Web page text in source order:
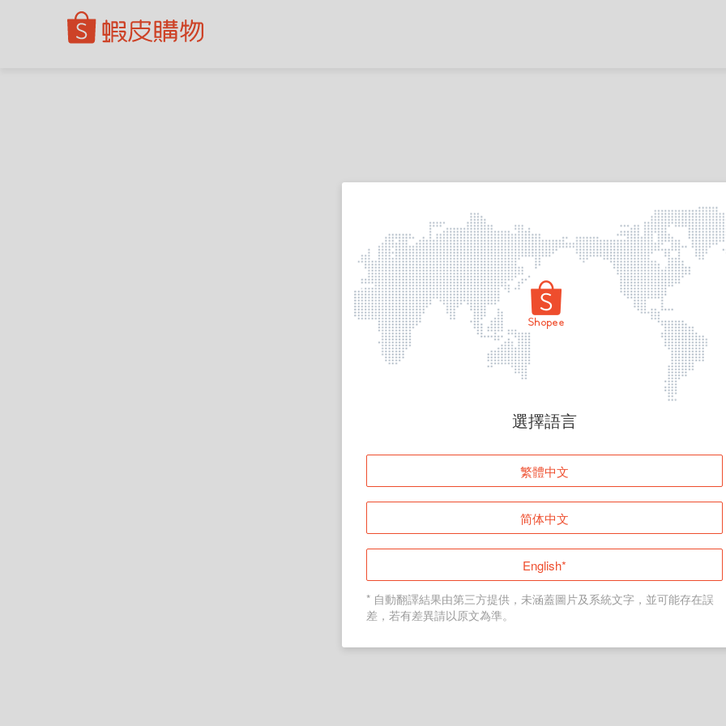
頁面無法顯示
登入
返回首頁
選擇語言
繁體中文
简体中文
English*
* 自動翻譯結果由第三方提供，未涵蓋圖片及系統文字，並可能存在誤
差，若有差異請以原文為準。